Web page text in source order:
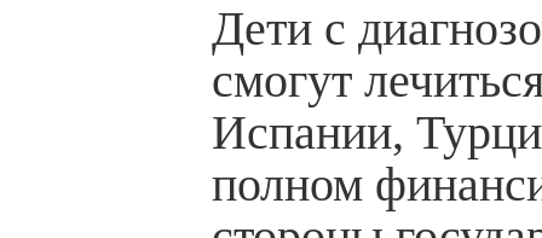
Дети с
смогут
Испании,
полном